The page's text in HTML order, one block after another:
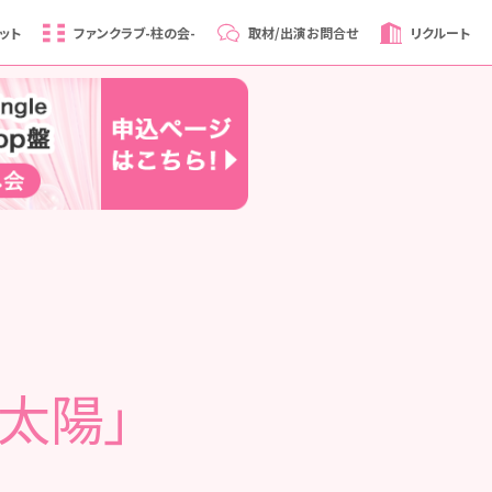
ト ファンクラブ-柱の会- 取材/出演お問合せ リクルート
陽」